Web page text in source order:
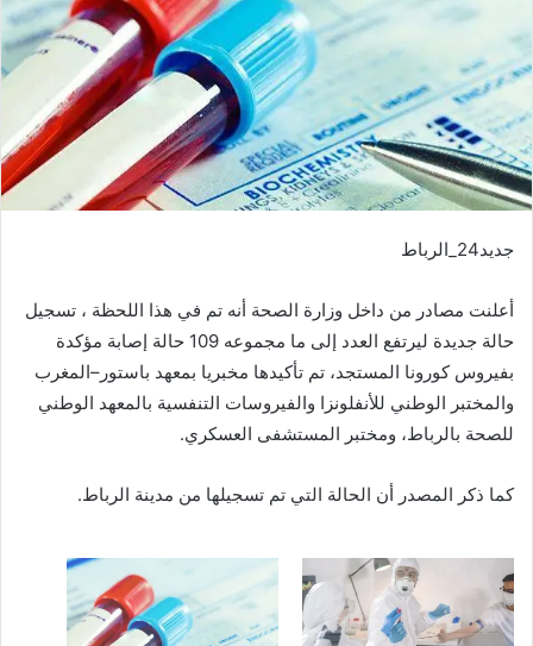
جديد24_الرباط
أعلنت مصادر من داخل وزارة الصحة أنه تم في هذا اللحظة ، تسجيل
حالة جديدة ليرتفع العدد إلى ما مجموعه 109 حالة إصابة مؤكدة
بفيروس كورونا المستجد، تم تأكيدها مخبريا بمعهد باستور–المغرب
والمختبر الوطني للأنفلونزا والفيروسات التنفسية بالمعهد الوطني
للصحة بالرباط، ومختبر المستشفى العسكري.
كما ذكر المصدر أن الحالة التي تم تسجيلها من مدينة الرباط.